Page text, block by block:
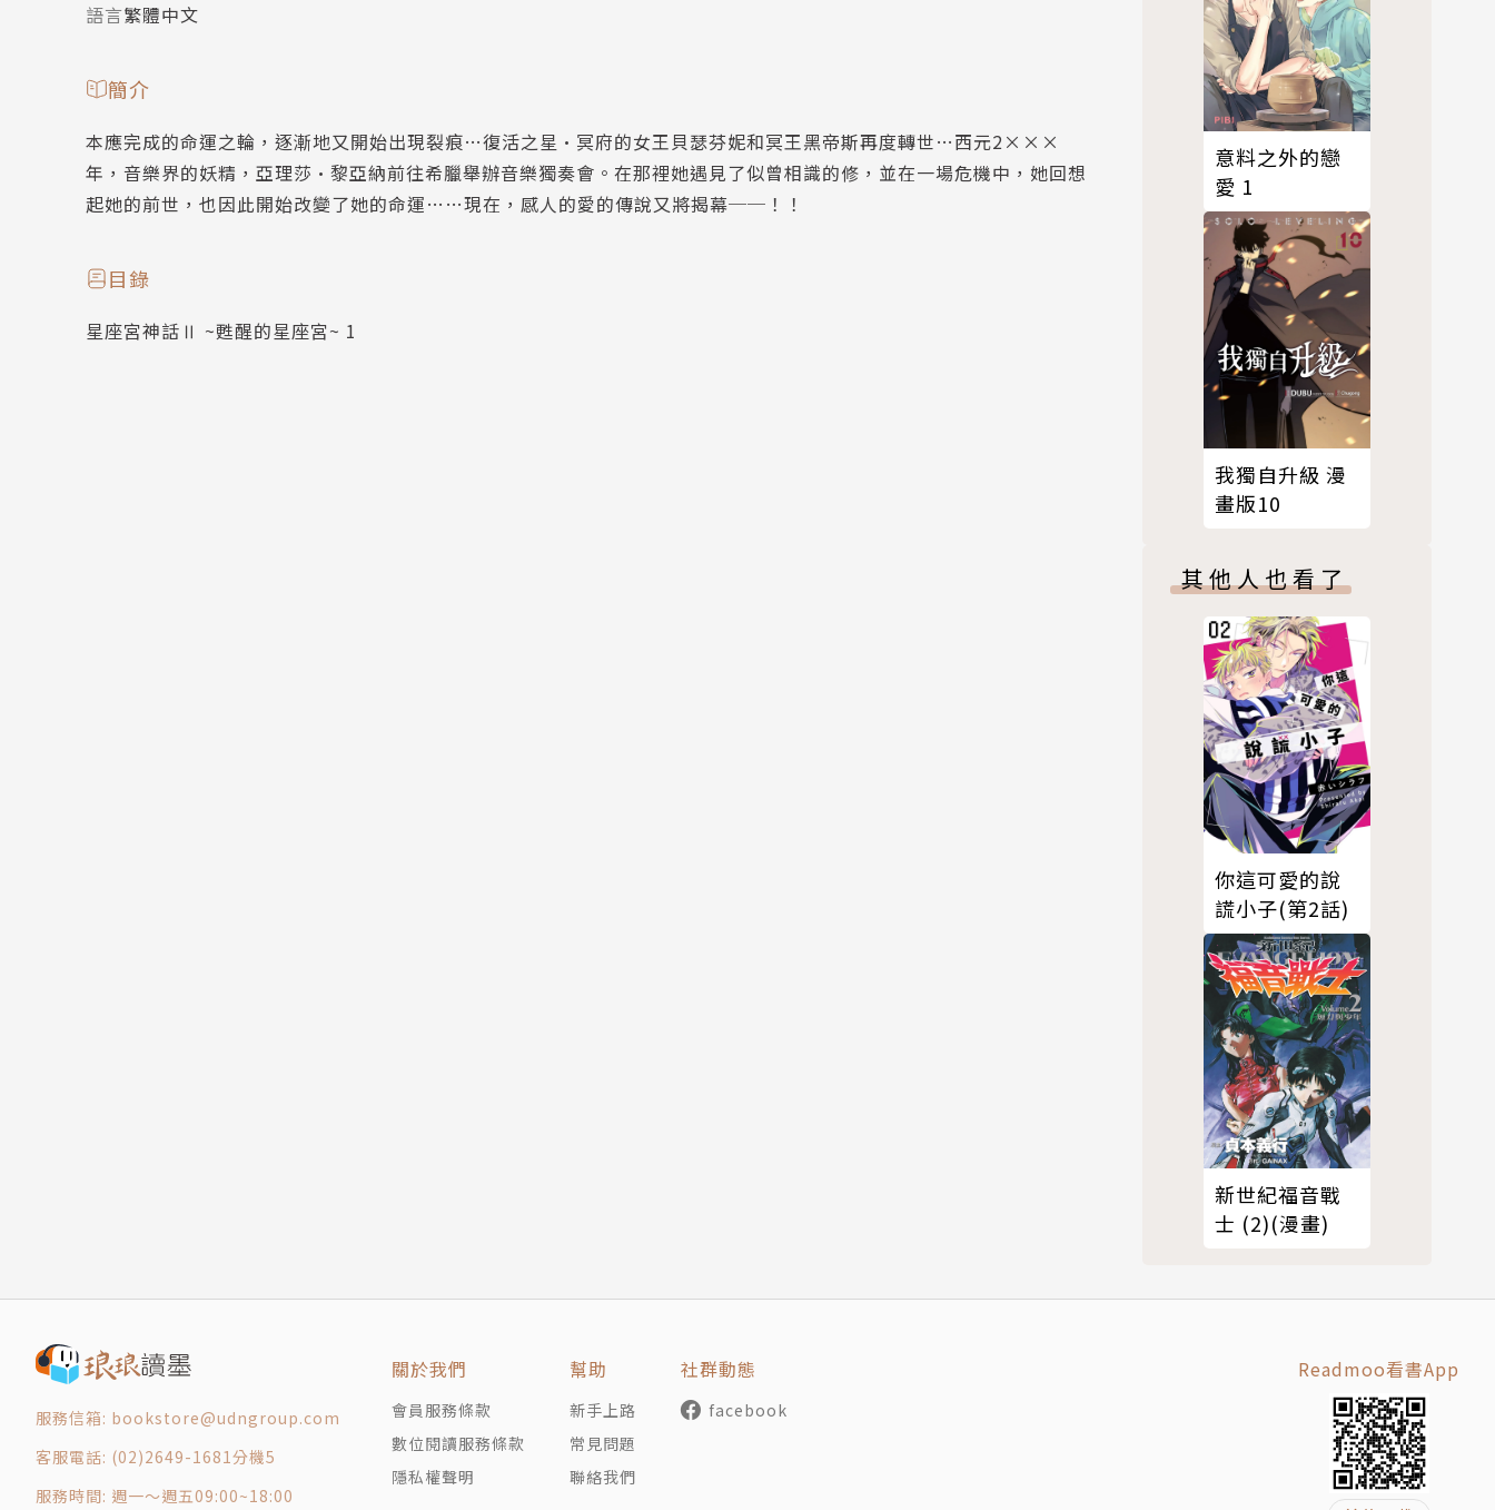
語言繁體中文
簡介
本應完成的命運之輪，逐漸地又開始出現裂痕…復活之星•冥府的女王貝瑟芬妮和冥王黑帝斯再度轉世…西元2×××
年，音樂界的妖精，亞理莎•黎亞納前往希臘舉辦音樂獨奏會。在那裡她遇見了似曾相識的修，並在一場危機中，她回想
起她的前世，也因此開始改變了她的命運……現在，感人的愛的傳說又將揭幕──！！
目錄
星座宮神話Ⅱ ~甦醒的星座宮~ 1
意料之外的戀
愛 1
我獨自升級 漫
畫版10
其他人也看了
你這可愛的說
謊小子(第2話)
新世紀福音戰
士 (2)(漫畫)
服務信箱: bookstore@udngroup.com
客服電話: (02)2649-1681分機5
服務時間: 週一～週五09:00~18:00
關於我們
會員服務條款
數位閱讀服務條款
隱私權聲明
幫助
新手上路
常見問題
聯絡我們
社群動態
facebook
Readmoo看書App